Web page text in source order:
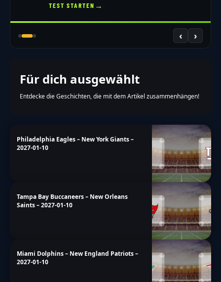
TEST STARTEN →
‹ ›
Für dich ausgewählt
Entdecke die Geschichten, die mit dem Artikel zusammenhängen!
Philadelphia Eagles – New York Giants –
2027-01-10
Tampa Bay Buccaneers – New Orleans
Saints – 2027-01-10
Miami Dolphins – New England Patriots –
2027-01-10